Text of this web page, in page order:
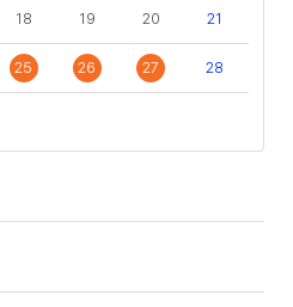
18 19 20 21
25 26 27 28